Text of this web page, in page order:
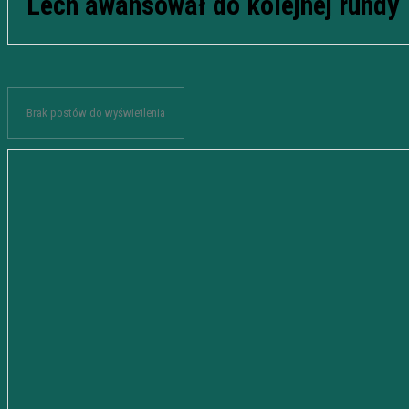
Brak postów do wyświetlenia